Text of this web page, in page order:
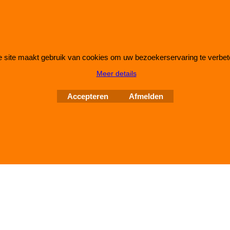
software.
site maakt gebruik van cookies om uw bezoekerservaring te
Meer details
Accepteren Afmelden